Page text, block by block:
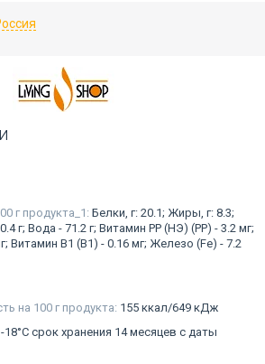
г продукта_1: Белки, г: 20.1; Жиры, г: 8.3;
г; Вода - 71.2 г; Витамин PP (НЭ) (PP) - 3.2 мг;
Витамин В1 (В1) - 0.16 мг; Железо (Fe) - 7.2
на 100 г продукта: 155 ккал/649 кДж
18°С срок хранения 14 месяцев с даты